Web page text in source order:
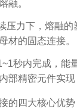
融。
压力下，熔融的
材的固态连接。
1秒内完成，能
部精密元件实现
的四大核心优势